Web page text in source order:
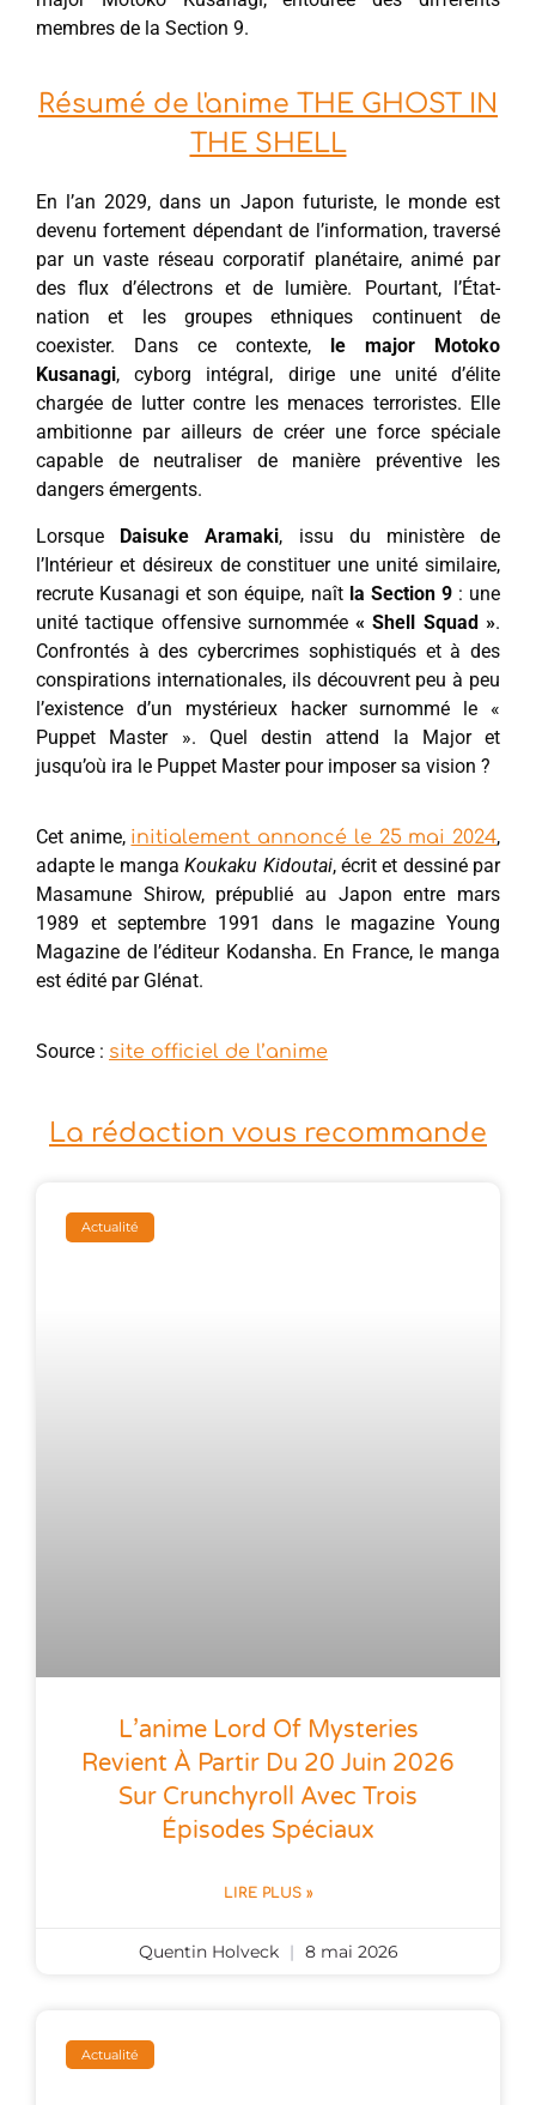
membres de la Section 9.
Résumé de l'anime THE GHOST IN
THE SHELL
En l’an 2029, dans un Japon futuriste, le monde est
devenu fortement dépendant de l’information, traversé
par un vaste réseau corporatif planétaire, animé par
des flux d’électrons et de lumière. Pourtant, l’État-
nation et les groupes ethniques continuent de
coexister. Dans ce contexte, le major Motoko
Kusanagi, cyborg intégral, dirige une unité d’élite
chargée de lutter contre les menaces terroristes. Elle
ambitionne par ailleurs de créer une force spéciale
capable de neutraliser de manière préventive les
dangers émergents.
Lorsque Daisuke Aramaki, issu du ministère de
l’Intérieur et désireux de constituer une unité similaire,
recrute Kusanagi et son équipe, naîtla Section 9: une
unité tactique offensive surnommée« Shell Squad ».
Confrontés à des cybercrimes sophistiqués et à des
conspirations internationales, ils découvrent peu à peu
l’existence d’un mystérieux hacker surnommé le «
Puppet Master ». Quel destin attend la Major et
jusqu’où ira le Puppet Master pour imposer sa vision ?
Cet anime, initialement annoncé le 25 mai 2024,
adapte le mangaKoukaku Kidoutai, écrit et dessiné par
Masamune Shirow, prépublié au Japon entre mars
1989 et septembre 1991 dans le magazine Young
Magazine de l’éditeur Kodansha. En France, le manga
est édité par Glénat.
Source : site officiel de l’anime
La rédaction vous recommande
Actualité
L’anime Lord Of Mysteries
Revient À Partir Du 20 Juin 2026
Sur Crunchyroll Avec Trois
Épisodes Spéciaux
LIRE PLUS »
Quentin Holveck 8 mai 2026
Actualité